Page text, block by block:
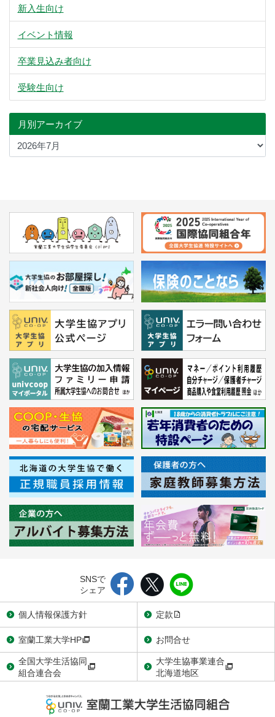
新入生向け
イベント情報
卒業見込み者向け
受験生向け
月別アーカイブ
SNSで
シェア
個人情報保護方針
定款
室蘭工業大学HP
お問合せ
全国大学生活協同
組合連合会
大学生協事業連合
北海道地区